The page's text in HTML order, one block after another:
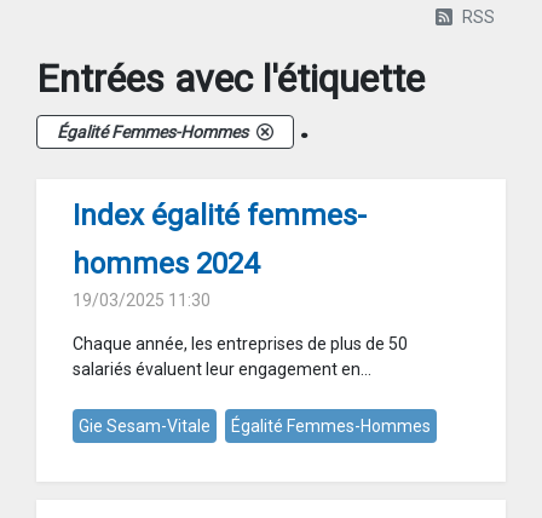
RSS
Entrées avec l'étiquette
Égalité Femmes-Hommes .
Index égalité femmes-
hommes 2024
19/03/2025 11:30
Chaque année, les entreprises de plus de 50
salariés évaluent leur engagement en...
Gie Sesam-Vitale Égalité Femmes-Hommes